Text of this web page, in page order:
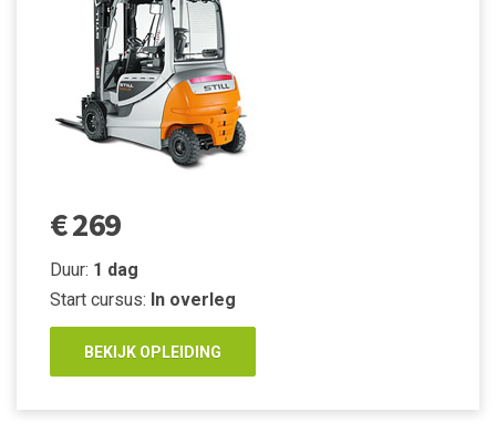
€ 269
Duur: 1 dag
Start cursus: In overleg
BEKIJK OPLEIDING